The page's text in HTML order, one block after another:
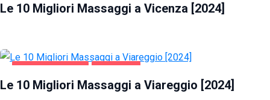
Le 10 Migliori Massaggi a Vicenza [2024]
INTRATTENIMENTO VIAREGGIO
Le 10 Migliori Massaggi a Viareggio [2024]